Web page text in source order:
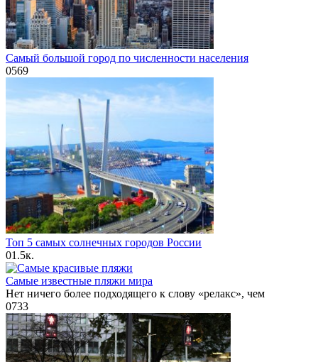
Самый большой город по численности населения
0569
Топ 5 самых солнечных городов России
01.5к.
Самые известные пляжи мира
Нет ничего более подходящего к слову «релакс», чем
0733